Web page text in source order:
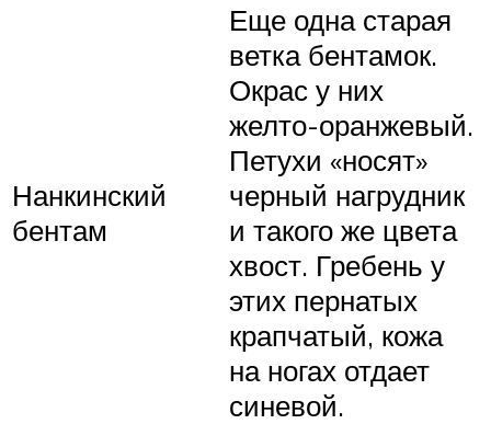
Нанкинский
бентам
Еще одна старая
ветка бентамок.
Окрас у них
желто-оранжевый.
Петухи «носят»
черный нагрудник
и такого же цвета
хвост. Гребень у
этих пернатых
крапчатый, кожа
на ногах отдает
синевой.